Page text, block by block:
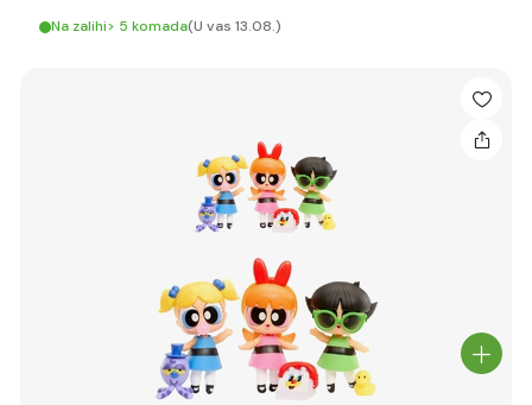
Na zalihi> 5 komada(U vas 13.08.)